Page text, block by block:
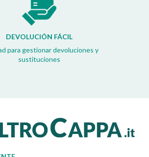
DEVOLUCIÓN FÁCIL
para gestionar devoluciones y
sustituciones